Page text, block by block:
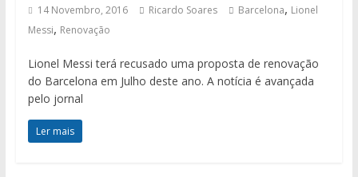
14 Novembro, 2016 Ricardo Soares Barcelona, Lionel
Messi, Renovação
Lionel Messi terá recusado uma proposta de renovação
do Barcelona em Julho deste ano. A notícia é avançada
pelo jornal
Ler mais